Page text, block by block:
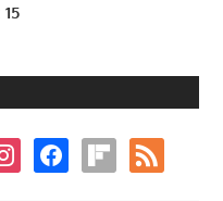
15
facebookflipboard
rss